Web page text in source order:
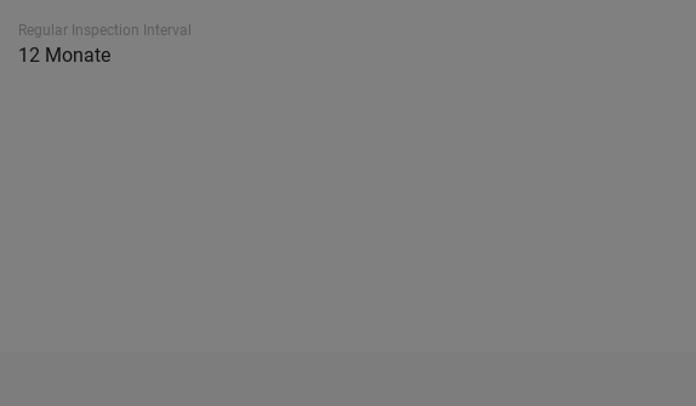
Regular Inspection Interval
12 Monate